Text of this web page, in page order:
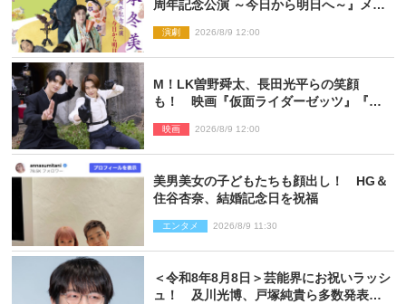
周年記念公演 ～今日から明日へ～』メイ
演劇 2026/8/9 12:00
M！LK曽野舜太、長田光平らの笑顔
も！ 映画『仮面ライダーゼッツ』『超
ショット到着
映画 2026/8/9 12:00
美男美女の子どもたちも顔出し！ HG＆
住谷杏奈、結婚記念日を祝福
エンタメ 2026/8/9 11:30
＜令和8年8月8日＞芸能界にお祝いラッシ
ュ！ 及川光博、戸塚純貴ら多数発表結